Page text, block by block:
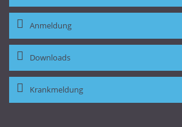
Anmeldung
Downloads
Krankmeldung